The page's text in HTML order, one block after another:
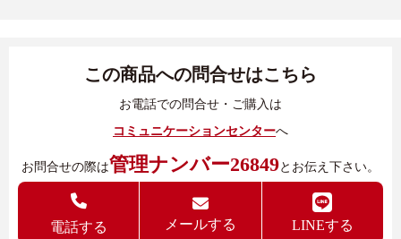
この商品への問合せはこちら
お電話での問合せ・ご購入は
コミュニケーションセンターへ
お問合せの際は管理ナンバー26849とお伝え下さい。
電話する メールする LINEする